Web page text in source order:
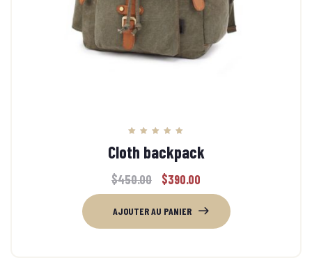
5.00
sur 5
Cloth backpack
$450.00 $390.00
AJOUTER AU PANIER